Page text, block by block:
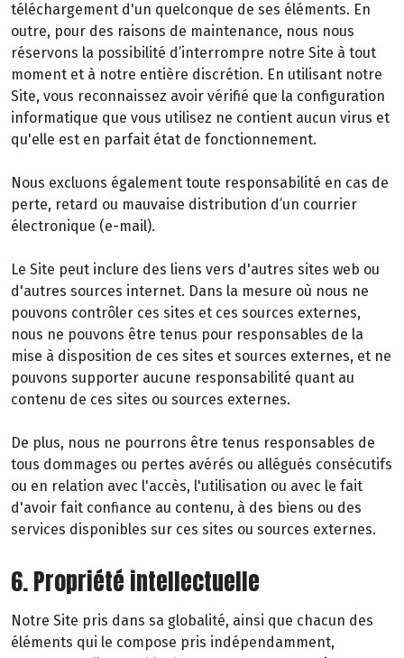
téléchargement d'un quelconque de ses éléments. En
outre, pour des raisons de maintenance, nous nous
réservons la possibilité d’interrompre notre Site à tout
moment et à notre entière discrétion. En utilisant notre
Site, vous reconnaissez avoir vérifié que la configuration
informatique que vous utilisez ne contient aucun virus et
qu'elle est en parfait état de fonctionnement.
Nous excluons également toute responsabilité en cas de
perte, retard ou mauvaise distribution d’un courrier
électronique (e-mail).
Le Site peut inclure des liens vers d'autres sites web ou
d'autres sources internet. Dans la mesure où nous ne
pouvons contrôler ces sites et ces sources externes,
nous ne pouvons être tenus pour responsables de la
mise à disposition de ces sites et sources externes, et ne
pouvons supporter aucune responsabilité quant au
contenu de ces sites ou sources externes.
De plus, nous ne pourrons être tenus responsables de
tous dommages ou pertes avérés ou allégués consécutifs
ou en relation avec l'accès, l'utilisation ou avec le fait
d'avoir fait confiance au contenu, à des biens ou des
services disponibles sur ces sites ou sources externes.
6. Propriété intellectuelle
Notre Site pris dans sa globalité, ainsi que chacun des
éléments qui le compose pris indépendamment,